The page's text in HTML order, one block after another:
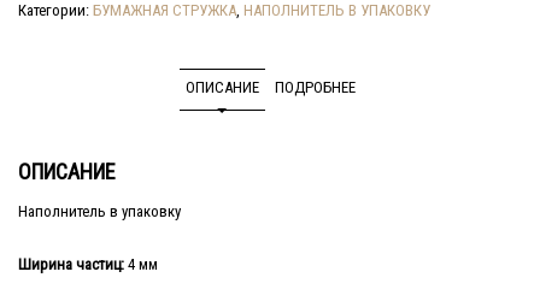
Категории: БУМАЖНАЯ СТРУЖКА, НАПОЛНИТЕЛЬ В УПАКОВКУ
ОПИСАНИЕ ПОДРОБНЕЕ
ОПИСАНИЕ
Наполнитель в упаковку
Ширина частиц: 4 мм